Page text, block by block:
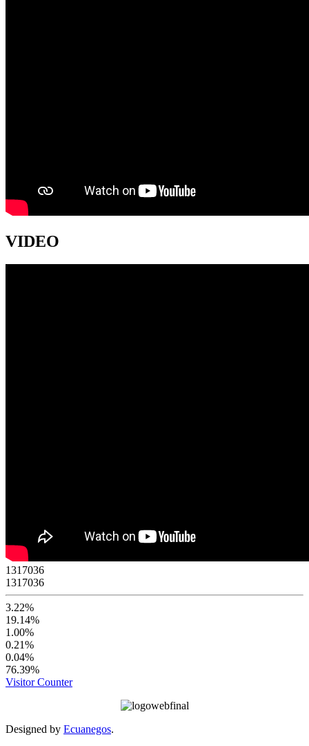
VIDEO
1317036
1317036
3.22%
19.14%
1.00%
0.21%
0.04%
76.39%
Visitor Counter
Designed by Ecuanegos.